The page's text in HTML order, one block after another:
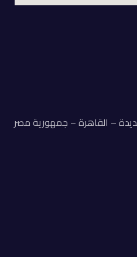
الجديدة – القاهرة – جمهورية مصر